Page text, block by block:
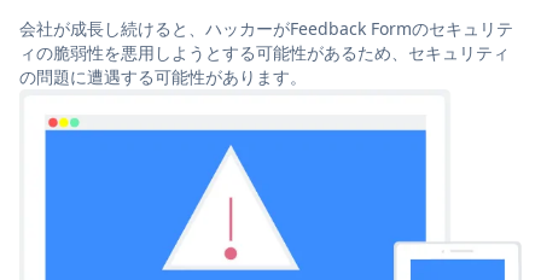
会社が成長し続けると、ハッカーがFeedback Formのセキュリテ
ィの脆弱性を悪用しようとする可能性があるため、セキュリティ
の問題に遭遇する可能性があります。